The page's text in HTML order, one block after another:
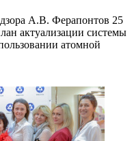
А.В. Ферапонтов 25
актуализации системы
атомной